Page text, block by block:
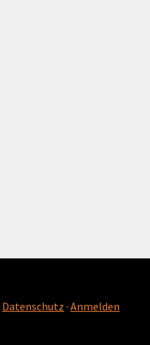
Datenschutz · Anmelden